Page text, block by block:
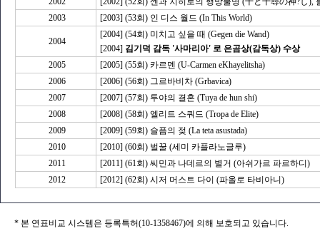
2003
[2003] (53회) 인 디스 월드 (In This World)
2004
[2004] (54회) 미치고 싶을 때 (Gegen die Wand)
[2004] 김기덕 감독 '사마리아' 로 은곰상(감독상) 수상
2005
[2005] (55회) 카르멘 (U-Carmen eKhayelitsha)
2006
[2006] (56회) 그르바비차 (Grbavica)
2007
[2007] (57회) 투야의 결혼 (Tuya de hun shi)
2008
[2008] (58회) 엘리트 스쿼드 (Tropa de Elite)
2009
[2009] (59회) 슬픔의 젖 (La teta asustada)
2010
[2010] (60회) 벌꿀 (세미 카플라노글루)
2011
[2011] (61회) 씨민과 나데르의 별거 (아쉬가르 파르하디)
2012
[2012] (62회) 시저 머스트 다이 (파올로 타비아니)
* 본 연표비교 시스템은 등록특허(10-1358467)에 의해 보호되고 있습니다.